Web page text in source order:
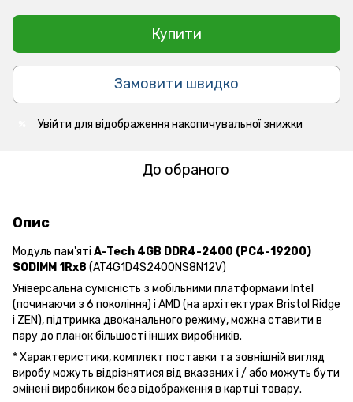
Купити
Замовити швидко
Увійти для відображення накопичувальної знижки
До обраного
Опис
Модуль пам'яті A-Tech 4GB DDR4-2400 (PC4-19200)
SODIMM 1Rx8 (AT4G1D4S2400NS8N12V)
Універсальна сумісність з мобільними платформами Intel
(починаючи з 6 покоління) і AMD (на архітектурах Bristol Ridge
і ZEN), підтримка двоканального режиму, можна ставити в
пару до планок більшості інших виробників.
* Xарактеристики, комплект поставки та зовнішній вигляд
виробу можуть відрізнятися від вказаних і / або можуть бути
змінені виробником без відображення в картці товару.